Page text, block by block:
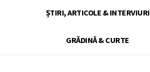
ȘTIRI, ARTICOLE & INTERVIURI
GRĂDINĂ & CURTE